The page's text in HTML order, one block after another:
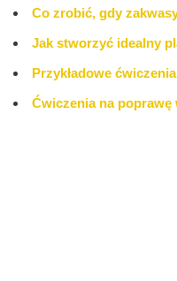
Co zrobić, gdy
Jak stworzyć idealny
Przykładowe
Ćwiczenia na